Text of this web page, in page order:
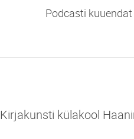
Podcasti
Kirjakunsti külakool